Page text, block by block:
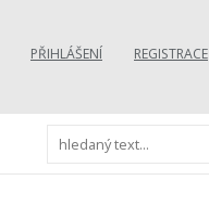
PŘIHLÁŠENÍ REGISTRACE